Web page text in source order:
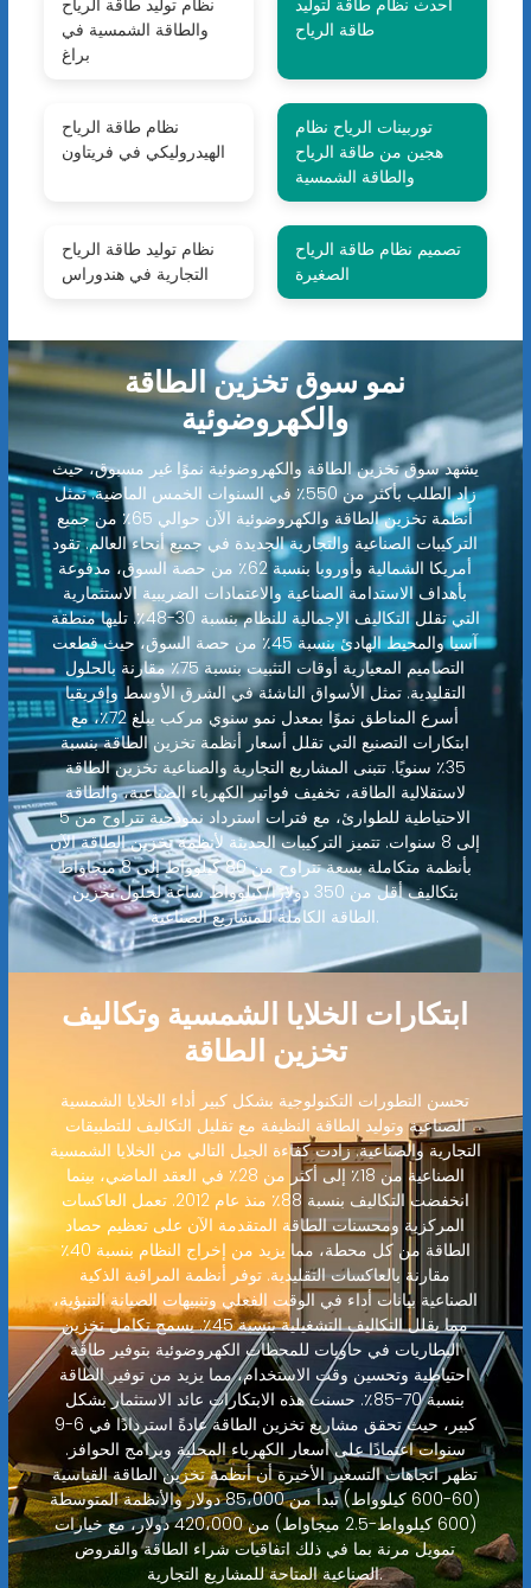
نظام توليد طاقة الرياح
والطاقة الشمسية في
براغ
أحدث نظام طاقة لتوليد
طاقة الرياح
نظام طاقة الرياح
الهيدروليكي في فريتاون
توربينات الرياح نظام
هجين من طاقة الرياح
والطاقة الشمسية
نظام توليد طاقة الرياح
التجارية في هندوراس
تصميم نظام طاقة الرياح
الصغيرة
نمو سوق تخزين الطاقة
والكهروضوئية
يشهد سوق تخزين الطاقة والكهروضوئية نموًا غير مسبوق، حيث
زاد الطلب بأكثر من 550٪ في السنوات الخمس الماضية. تمثل
أنظمة تخزين الطاقة والكهروضوئية الآن حوالي 65٪ من جميع
التركيبات الصناعية والتجارية الجديدة في جميع أنحاء العالم. تقود
أمريكا الشمالية وأوروبا بنسبة 62٪ من حصة السوق، مدفوعة
بأهداف الاستدامة الصناعية والاعتمادات الضريبية الاستثمارية
التي تقلل التكاليف الإجمالية للنظام بنسبة 30-48٪. تليها منطقة
آسيا والمحيط الهادئ بنسبة 45٪ من حصة السوق، حيث قطعت
التصاميم المعيارية أوقات التثبيت بنسبة 75٪ مقارنة بالحلول
التقليدية. تمثل الأسواق الناشئة في الشرق الأوسط وإفريقيا
أسرع المناطق نموًا بمعدل نمو سنوي مركب يبلغ 72٪، مع
ابتكارات التصنيع التي تقلل أسعار أنظمة تخزين الطاقة بنسبة
35٪ سنويًا. تتبنى المشاريع التجارية والصناعية تخزين الطاقة
لاستقلالية الطاقة، تخفيف فواتير الكهرباء الصناعية، والطاقة
الاحتياطية للطوارئ، مع فترات استرداد نموذجية تتراوح من 5
إلى 8 سنوات. تتميز التركيبات الحديثة لأنظمة تخزين الطاقة الآن
بأنظمة متكاملة بسعة تتراوح من 80 كيلوواط إلى 8 ميجاواط
بتكاليف أقل من 350 دولارًا/كيلوواط ساعة لحلول تخزين
الطاقة الكاملة للمشاريع الصناعية.
ابتكارات الخلايا الشمسية وتكاليف
تخزين الطاقة
تحسن التطورات التكنولوجية بشكل كبير أداء الخلايا الشمسية
الصناعية وتوليد الطاقة النظيفة مع تقليل التكاليف للتطبيقات
التجارية والصناعية. زادت كفاءة الجيل التالي من الخلايا الشمسية
الصناعية من 18٪ إلى أكثر من 28٪ في العقد الماضي، بينما
انخفضت التكاليف بنسبة 88٪ منذ عام 2012. تعمل العاكسات
المركزية ومحسنات الطاقة المتقدمة الآن على تعظيم حصاد
الطاقة من كل محطة، مما يزيد من إخراج النظام بنسبة 40٪
مقارنة بالعاكسات التقليدية. توفر أنظمة المراقبة الذكية
الصناعية بيانات أداء في الوقت الفعلي وتنبيهات الصيانة التنبؤية،
مما يقلل التكاليف التشغيلية بنسبة 45٪. يسمح تكامل تخزين
البطاريات في حاويات للمحطات الكهروضوئية بتوفير طاقة
احتياطية وتحسين وقت الاستخدام، مما يزيد من توفير الطاقة
بنسبة 70-85٪. حسنت هذه الابتكارات عائد الاستثمار بشكل
كبير، حيث تحقق مشاريع تخزين الطاقة عادةً استردادًا في 6-9
سنوات اعتمادًا على أسعار الكهرباء المحلية وبرامج الحوافز.
تظهر اتجاهات التسعير الأخيرة أن أنظمة تخزين الطاقة القياسية
(60-600 كيلوواط) تبدأ من 85،000 دولار والأنظمة المتوسطة
(600 كيلوواط-2.5 ميجاواط) من 420،000 دولار، مع خيارات
تمويل مرنة بما في ذلك اتفاقيات شراء الطاقة والقروض
الصناعية المتاحة للمشاريع التجارية.